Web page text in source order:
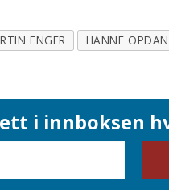
ENGER HANNE OPDAN
i innboksen